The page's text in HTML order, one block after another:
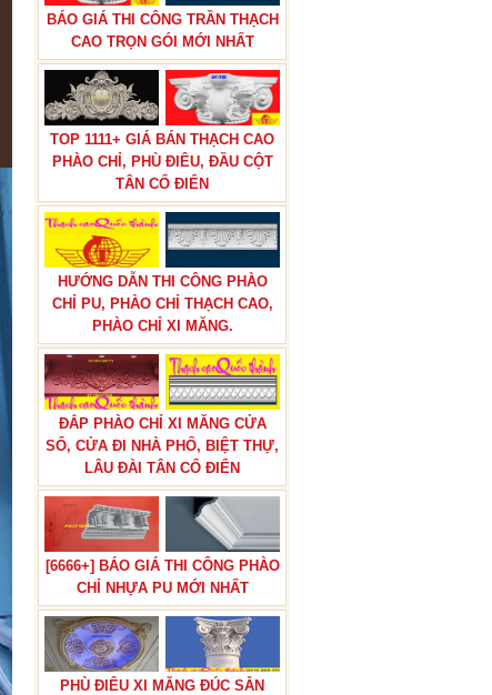
BÁO GIÁ THI CÔNG TRẦN THẠCH
CAO TRỌN GÓI MỚI NHẤT
TOP 1111+ GIÁ BÁN THẠCH CAO
PHÀO CHỈ, PHÙ ĐIÊU, ĐẦU CỘT
TÂN CỔ ĐIỂN
HƯỚNG DẪN THI CÔNG PHÀO
CHỈ PU, PHÀO CHỈ THẠCH CAO,
PHÀO CHỈ XI MĂNG.
ĐẮP PHÀO CHỈ XI MĂNG CỬA
SỔ, CỬA ĐI NHÀ PHỐ, BIỆT THỰ,
LÂU ĐÀI TÂN CỔ ĐIỂN
[6666+] BÁO GIÁ THI CÔNG PHÀO
CHỈ NHỰA PU MỚI NHẤT
PHÙ ĐIÊU XI MĂNG ĐÚC SẴN